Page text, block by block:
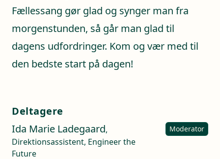
Fællessang gør glad og synger man fra
morgenstunden, så går man glad til
dagens udfordringer. Kom og vær med til
den bedste start på dagen!
Deltagere
Ida Marie Ladegaard,
Direktionsassistent, Engineer the
Future
Moderator